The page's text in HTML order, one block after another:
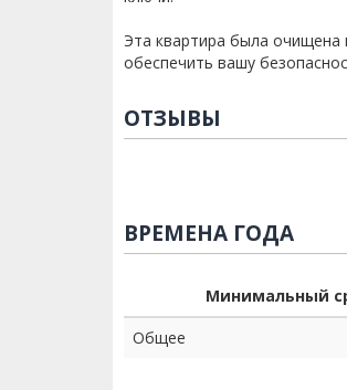
Эта квартира была
обеспечить вашу
ОТЗЫВЫ
ВРЕМЕНА ГОДА
Минимальный
Общее